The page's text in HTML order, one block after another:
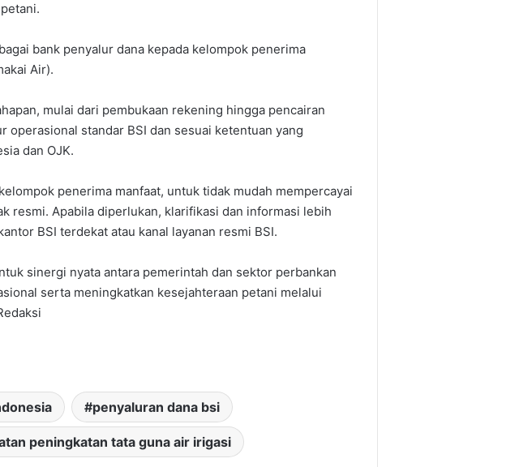
bank penyalur dana kepada kelompok penerima
Air).
mulai dari pembukaan rekening hingga pencairan
operasional standar BSI dan sesuai ketentuan yang
dan OJK.
penerima manfaat, untuk tidak mudah mempercayai
resmi. Apabila diperlukan, klarifikasi dan informasi lebih
BSI terdekat atau kanal layanan resmi BSI.
sinergi nyata antara pemerintah dan sektor perbankan
serta meningkatkan kesejahteraan petani melalui
penyaluran dana bsi
peningkatan tata guna air irigasi